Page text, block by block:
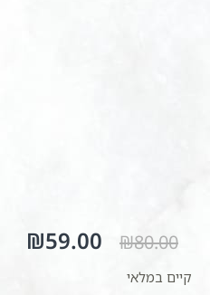
₪80.00
המחיר
המקורי
₪59.00
קיים במלאי